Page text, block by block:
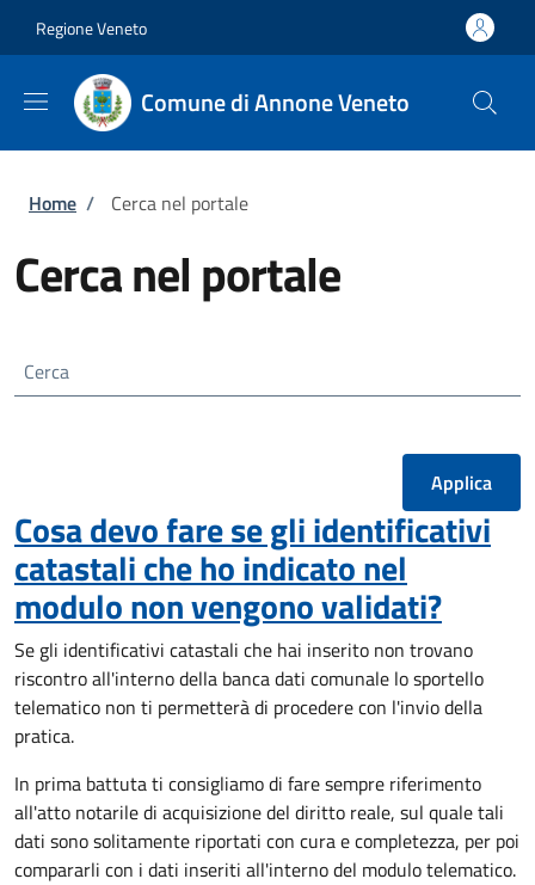
Regione Veneto
Comune di Annone Veneto
Briciole di pane
Home / Cerca nel portale
Cerca nel portale
Cerca
Cosa devo fare se gli identificativi
catastali che ho indicato nel
modulo non vengono validati?
Se gli identificativi catastali che hai inserito non trovano
riscontro all'interno della banca dati comunale lo sportello
telematico non ti permetterà di procedere con l'invio della
pratica.
In prima battuta ti consigliamo di fare sempre riferimento
all'atto notarile di acquisizione del diritto reale, sul quale tali
dati sono solitamente riportati con cura e completezza, per poi
compararli con i dati inseriti all'interno del modulo telematico.